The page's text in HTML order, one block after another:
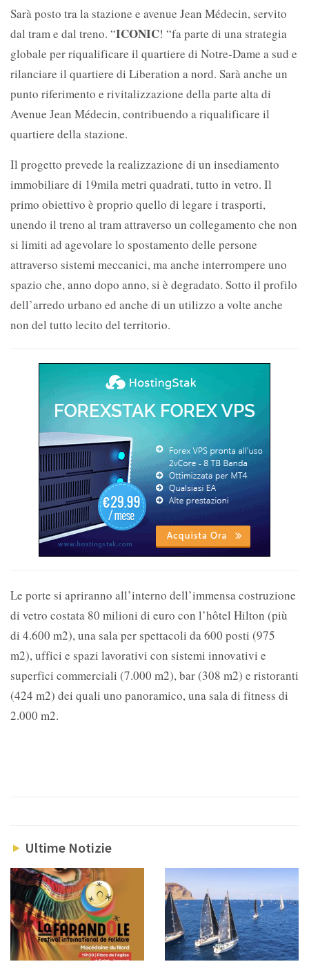
Sarà posto tra la stazione e avenue Jean Médecin, servito
dal tram e dal treno. “ICONIC! “fa parte di una strategia
globale per riqualificare il quartiere di Notre-Dame a sud e
rilanciare il quartiere di Liberation a nord. Sarà anche un
punto riferimento e rivitalizzazione della parte alta di
Avenue Jean Médecin, contribuendo a riqualificare il
quartiere della stazione.
Il progetto prevede la realizzazione di un insediamento
immobiliare di 19mila metri quadrati, tutto in vetro. Il
primo obiettivo è proprio quello di legare i trasporti,
unendo il treno al tram attraverso un collegamento che non
si limiti ad agevolare lo spostamento delle persone
attraverso sistemi meccanici, ma anche interrompere uno
spazio che, anno dopo anno, si è degradato. Sotto il profilo
dell’arredo urbano ed anche di un utilizzo a volte anche
non del tutto lecito del territorio.
Le porte si apriranno all’interno dell’immensa costruzione
di vetro costata 80 milioni di euro con l’hôtel Hilton (più
di 4.600 m2), una sala per spettacoli da 600 posti (975
m2), uffici e spazi lavorativi con sistemi innovativi e
superfici commerciali (7.000 m2), bar (308 m2) e ristoranti
(424 m2) dei quali uno panoramico, una sala di fitness di
2.000 m2.
Ultime Notizie